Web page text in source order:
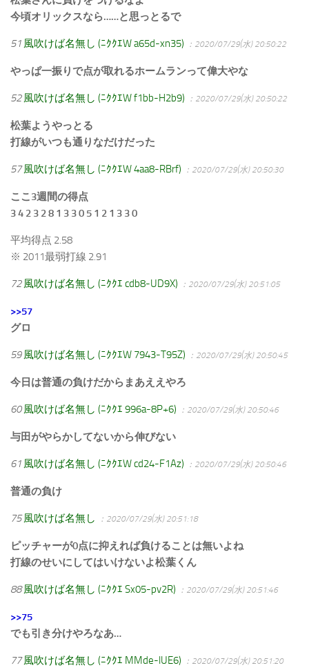
今頃オリックスなら……と思っとるで
51 風吹けば名無し (ﾆｸｸｴW a65d-xn35) ：2020/07/29(水) 20:50:22
やっぱ一振りで点が取れるホームランって偉大やな
52 風吹けば名無し (ﾆｸｸｴW f1bb-H2b9) ：2020/07/29(水) 20:50:22
松葉ようやっとる
打線がいつも通りなだけだった
57 風吹けば名無し (ﾆｸｸｴW 4aa8-RBrf) ：2020/07/29(水) 20:50:30
ここ3週間の得点
3 4 2 3 2 8 1 3 3 0 5 1 2 1 3 3 0
平均得点 2.58
※ 2011最弱打線 2.91
72 風吹けば名無し (ﾆｸｸｴ cdb8-UD9X) ：2020/07/29(水) 20:51:05
>>57
グロ
59 風吹けば名無し (ﾆｸｸｴW 7943-T95Z) ：2020/07/29(水) 20:50:45
今日は普通の負けだからまあええやろ
60 風吹けば名無し (ﾆｸｸｴ 996a-8P+6) ：2020/07/29(水) 20:50:46
与田がやらかしてないから伸びない
61 風吹けば名無し (ﾆｸｸｴW cd24-F1Az) ：2020/07/29(水) 20:50:46
普通の負け
75 風吹けば名無し ：2020/07/29(水) 20:51:18
ピッチャーが0点に抑えれば負けることは無いよね
打線のせいにしてはいけないよ松葉くん
88 風吹けば名無し (ﾆｸｸｴ Sx05-pv2R) ：2020/07/29(水) 20:51:46
>>75
でも引き分けやろなあ…
77 風吹けば名無し (ﾆｸｸｴ MMde-lUE6) ：2020/07/29(水) 20:51:20